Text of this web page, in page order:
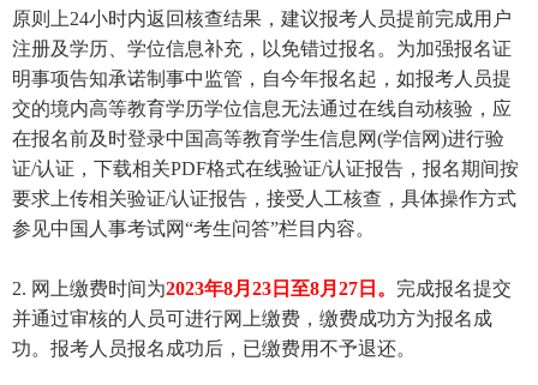
原则上24小时内返回核查结果，建议报考人员提前完成用户
注册及学历、学位信息补充，以免错过报名。为加强报名证
明事项告知承诺制事中监管，自今年报名起，如报考人员提
交的境内高等教育学历学位信息无法通过在线自动核验，应
在报名前及时登录中国高等教育学生信息网(学信网)进行验
证/认证，下载相关PDF格式在线验证/认证报告，报名期间按
要求上传相关验证/认证报告，接受人工核查，具体操作方式
参见中国人事考试网“考生问答”栏目内容。
2. 网上缴费时间为2023年8月23日至8月27日。 完成报名提交
并通过审核的人员可进行网上缴费，缴费成功方为报名成
功。报考人员报名成功后，已缴费用不予退还。